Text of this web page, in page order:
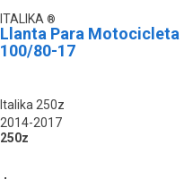
ITALIKA
Llanta Para Motocicleta
100/80-17
Italika 250z
2014-2017
250z